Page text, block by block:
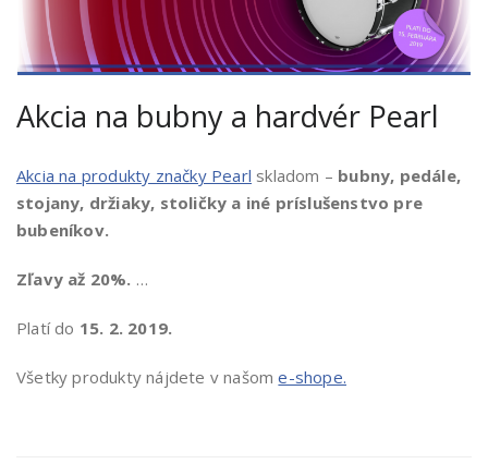
Akcia na bubny a hardvér Pearl
Akcia na produkty značky Pearl skladom – bubny, pedále,
stojany, držiaky, stoličky a iné príslušenstvo pre
bubeníkov.
Zľavy až 20%. …
Platí do 15. 2. 2019.
Všetky produkty nájdete v našome-shope.